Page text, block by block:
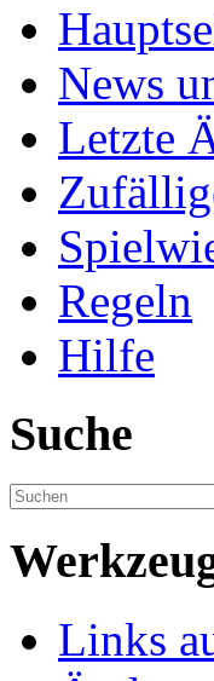
News
Letzte
Regeln
Hilfe
Suche
Links